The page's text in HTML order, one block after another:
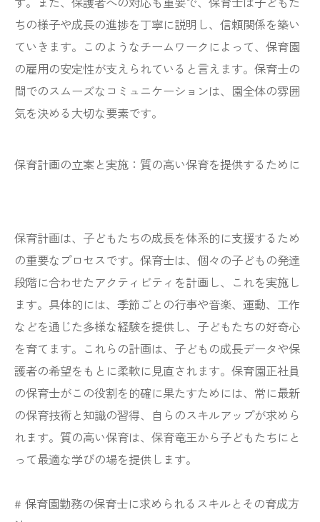
ちの様子や成長の進捗を丁寧に説明し、信頼関係を築い
ていきます。このようなチームワークによって、保育園
の雇用の安定性が支えられていると言えます。保育士の
間でのスムーズなコミュニケーションは、園全体の雰囲
気を決める大切な要素です。
保育計画の立案と実施：質の高い保育を提供するために
保育計画は、子どもたちの成長を体系的に支援するため
の重要なプロセスです。保育士は、個々の子どもの発達
段階に合わせたアクティビティを計画し、これを実施し
ます。具体的には、季節ごとの行事や音楽、運動、工作
などを通じた多様な経験を提供し、子どもたちの好奇心
を育てます。これらの計画は、子どもの成長データや保
護者の希望をもとに柔軟に見直されます。保育園正社員
の保育士がこの役割を的確に果たすためには、常に最新
の保育技術と知識の習得、自らのスキルアップが求めら
れます。質の高い保育は、保育竜王から子どもたちにと
って最適な学びの場を提供します。
# 保育園勤務の保育士に求められるスキルとその育成方